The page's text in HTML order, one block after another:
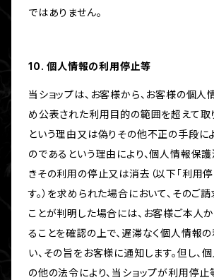
ではありません。
10. 個人情報の利用停止等
当ショップは、お客様から、お客様の個人
め公表された利用目的の範囲を超えて取
という理由又は偽りその他不正の手段に
のであるという理由により、個人情報保
きその利用の停止又は消去（以下「利用停
す。）を求められた場合において、そのご
ことが判明した場合には、お客様ご本人
ることを確認の上で、遅滞なく個人情報
い、その旨をお客様に通知します。但し、
の他の法令により、当ショップが利用停